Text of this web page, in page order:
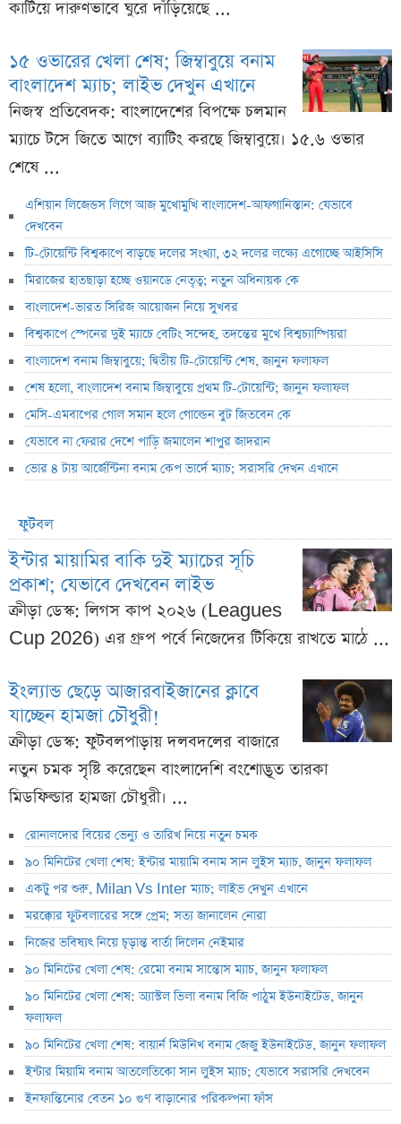
কাটিয়ে দারুণভাবে ঘুরে দাঁড়িয়েছে ...
১৫ ওভারের খেলা শেষ; জিম্বাবুয়ে বনাম
বাংলাদেশ ম্যাচ; লাইভ দেখুন এখানে
নিজস্ব প্রতিবেদক: বাংলাদেশের বিপক্ষে চলমান
ম্যাচে টসে জিতে আগে ব্যাটিং করছে জিম্বাবুয়ে। ১৫.৬ ওভার
শেষে ...
এশিয়ান লিজেন্ডস লিগে আজ মুখোমুখি বাংলাদেশ-আফগানিস্তান: যেভাবে
দেখবেন
টি-টোয়েন্টি বিশ্বকাপে বাড়ছে দলের সংখ্যা, ৩২ দলের লক্ষ্যে এগোচ্ছে আইসিসি
মিরাজের হাতছাড়া হচ্ছে ওয়ানডে নেতৃত্ব; নতুন অধিনায়ক কে
বাংলাদেশ-ভারত সিরিজ আয়োজন নিয়ে সুখবর
বিশ্বকাপে স্পেনের দুই ম্যাচে বেটিং সন্দেহ, তদন্তের মুখে বিশ্বচ্যাম্পিয়রা
বাংলাদেশ বনাম জিম্বাবুয়ে; দ্বিতীয় টি-টোয়েন্টি শেষ, জানুন ফলাফল
শেষ হলো, বাংলাদেশ বনাম জিম্বাবুয়ে প্রথম টি-টোয়েন্টি; জানুন ফলাফল
মেসি-এমবাপের গোল সমান হলে গোল্ডেন বুট জিতবেন কে
যেভাবে না ফেরার দেশে পাড়ি জমালেন শাপুর জাদরান
ভোর ৪ টায় আর্জেন্টিনা বনাম কেপ ভার্দে ম্যাচ; সরাসরি দেখন এখানে
ফুটবল
ইন্টার মায়ামির বাকি দুই ম্যাচের সূচি
প্রকাশ; যেভাবে দেখবেন লাইভ
ক্রীড়া ডেস্ক: লিগস কাপ ২০২৬ (Leagues
Cup 2026) এর গ্রুপ পর্বে নিজেদের টিকিয়ে রাখতে মাঠে ...
ইংল্যান্ড ছেড়ে আজারবাইজানের ক্লাবে
যাচ্ছেন হামজা চৌধুরী!
ক্রীড়া ডেস্ক: ফুটবলপাড়ায় দলবদলের বাজারে
নতুন চমক সৃষ্টি করেছেন বাংলাদেশি বংশোদ্ভূত তারকা
মিডফিল্ডার হামজা চৌধুরী। ...
রোনালদোর বিয়ের ভেন্যু ও তারিখ নিয়ে নতুন চমক
৯০ মিনিটের খেলা শেষ: ইন্টার মায়ামি বনাম সান লুইস ম্যাচ, জানুন ফলাফল
একটু পর শুরু, Milan Vs Inter ম্যাচ; লাইভ দেখুন এখানে
মরক্কোর ফুটবলারের সঙ্গে প্রেম; সত্য জানালেন নোরা
নিজের ভবিষ্যৎ নিয়ে চূড়ান্ত বার্তা দিলেন নেইমার
৯০ মিনিটের খেলা শেষ: রেমো বনাম সান্তোস ম্যাচ, জানুন ফলাফল
৯০ মিনিটের খেলা শেষ: অ্যাস্টল ভিলা বনাম বিজি পাঠুম ইউনাইটেড, জানুন
ফলাফল
৯০ মিনিটের খেলা শেষ: বায়ার্ন মিউনিখ বনাম জেজু ইউনাইটেড, জানুন ফলাফল
ইন্টার মিয়ামি বনাম আতলেতিকো সান লুইস ম্যাচ; যেভাবে সরাসরি দেখবেন
ইনফান্তিনোর বেতন ১০ গুণ বাড়ানোর পরিকল্পনা ফাঁস